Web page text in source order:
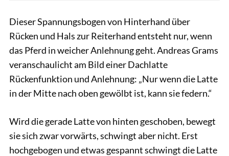
Dieser Spannungsbogen von Hinterhand über
Rücken und Hals zur Reiterhand entsteht nur, wenn
das Pferd in weicher Anlehnung geht. Andreas Grams
veranschaulicht am Bild einer Dachlatte
Rückenfunktion und Anlehnung: „Nur wenn die Latte
in der Mitte nach oben gewölbt ist, kann sie federn.“
Wird die gerade Latte von hinten geschoben, bewegt
sie sich zwar vorwärts, schwingt aber nicht. Erst
hochgebogen und etwas gespannt schwingt die Latte